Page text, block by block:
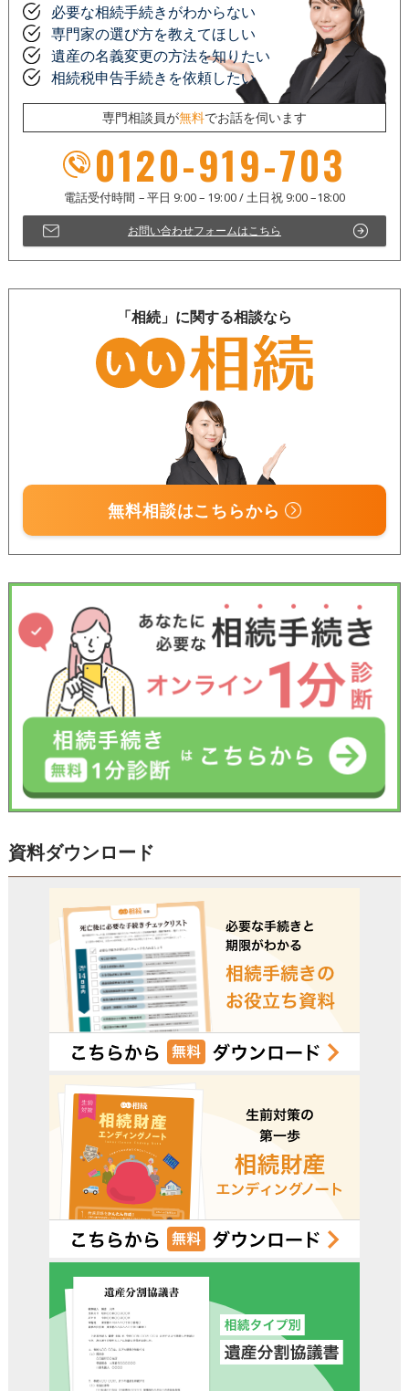
必要な相続手続きがわからない
専門家の選び方を教えてほしい
遺産の名義変更の方法を知りたい
相続税申告手続きを依頼したい
専門相談員が無料でお話を伺います
0120-919-703
電話受付時間 – 平日 9:00 – 19:00 / 土日祝 9:00 –18:00
お問い合わせフォームはこちら
「相続」に関する相談なら
無料相談はこちらから
資料ダウンロード